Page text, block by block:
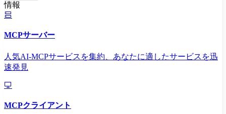
情報
MCPサーバー
人気AI-MCPサービスを集約、あなたに適したサービスを迅
速発見
MCPクライアント